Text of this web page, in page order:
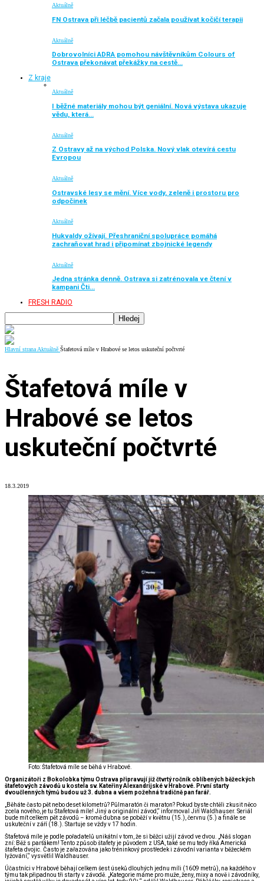
Aktuálně
FN Ostrava při léčbě pacientů začala používat kočičí terapii
Aktuálně
Dobrovolníci ADRA pomohou návštěvníkům Colours of
Ostrava překonávat překážky na cestě…
Z kraje
Aktuálně
I běžné materiály mohou být geniální. Nová výstava ukazuje
vědu, která…
Aktuálně
Z Ostravy až na východ Polska. Nový vlak otevírá cestu
Evropou
Aktuálně
Ostravské lesy se mění. Více vody, zeleně i prostoru pro
odpočinek
Aktuálně
Hukvaldy ožívají. Přeshraniční spolupráce pomáhá
zachraňovat hrad i připomínat zbojnické legendy
Aktuálně
Jedna stránka denně. Ostrava si zatrénovala ve čtení v
kampani Čti…
FRESH RADIO
Hlavní strana Aktuálně Štafetová míle v Hrabové se letos uskuteční počtvrté
Štafetová míle v
Hrabové se letos
uskuteční počtvrté
18.3.2019
Foto: Štafetová míle se běhá v Hrabové.
Organizátoři z Bokolobka týmu Ostrava připravují již čtvrtý ročník oblíbených běžeckých
štafetových závodů u kostela sv. Kateřiny Alexandrijské v Hrabové. První starty
dvoučlenných týmů budou už 3. dubna a všem požehná tradičně pan farář.
„Běháte často pět nebo deset kilometrů? Půlmaratón či maraton? Pokud byste chtěli zkusit něco
zcela nového, je tu Štafetová míle! Jiný a originální závod,“ informoval Jiří Waldhauser. Seriál
bude mít celkem pět závodů – kromě dubna se poběží v květnu (15.), červnu (5.) a finále se
uskuteční v září (18.). Startuje se vždy v 17 hodin.
Štafetová míle je podle pořadatelů unikátní v tom, že si běžci užijí závod ve dvou. „Náš slogan
zní: Běž s parťákem! Tento způsob štafety je původem z USA, také se mu tedy říká Americká
štafeta dvojic. Často je zařazována jako tréninkový prostředek i závodní varianta v běžeckém
lyžování,“ vysvětlil Waldhauser.
Účastníci v Hrabové běhají celkem šest úseků dlouhých jednu míli (1609 metrů), na každého v
týmu tak připadnou tři starty v závodě. „Kategorie máme pro muže, ženy, mixy a nově i závodníky,